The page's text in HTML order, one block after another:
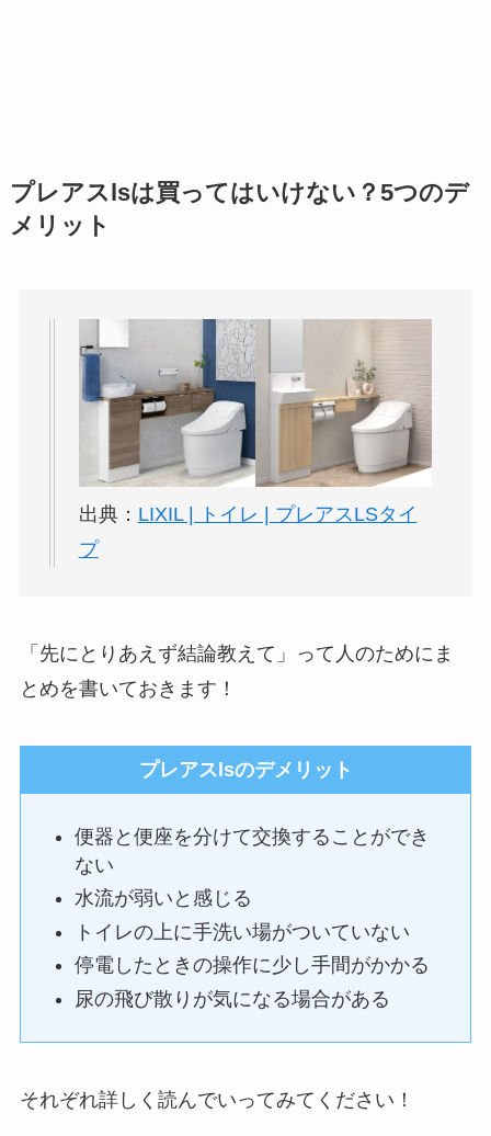
プレアスlsは買ってはいけない？5つのデ
メリット
出典： LIXIL | トイレ | プレアスLSタイ
プ
「先にとりあえず結論教えて」って人のためにま
とめを書いておきます！
プレアスlsのデメリット
便器と便座を分けて交換することができ
ない
水流が弱いと感じる
トイレの上に手洗い場がついていない
停電したときの操作に少し手間がかかる
尿の飛び散りが気になる場合がある
それぞれ詳しく読んでいってみてください！